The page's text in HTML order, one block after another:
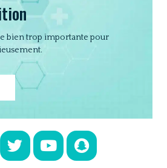
bien trop importante pour